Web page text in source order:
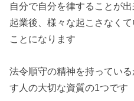
自分で自分を律することが出
起業後、様々な起こさなく
ことになります
法令順守の精神を持ってい
す人の大切な資質の1つです